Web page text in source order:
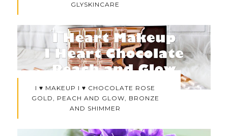
GLYSKINCARE
I ♥ MAKEUP I ♥ CHOCOLATE ROSE
GOLD, PEACH AND GLOW, BRONZE
AND SHIMMER